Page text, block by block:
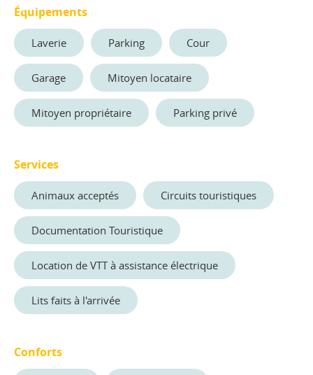
Équipements
Laverie Parking Cour
Garage Mitoyen locataire
Mitoyen propriétaire Parking privé
Services
Animaux acceptés Circuits touristiques
Documentation Touristique
Location de VTT à assistance électrique
Lits faits à l'arrivée
Conforts